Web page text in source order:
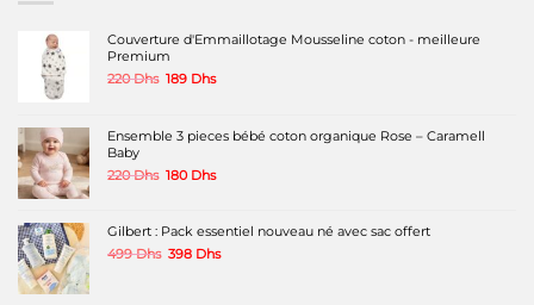
être
Couverture d'Emmaillotage Mousseline coton - meilleure
Premium
220Dhs Le
220 Dhs.
189 DhsLe
est :
189 Dhs.
Ensemble 3 pieces bébé coton organique Rose – Caramell
Baby
220Dhs Le
était :
220 Dhs.
180 DhsLe
est :
180 Dhs.
Gilbert : Pack essentiel nouveau né avec sac offert
499Dhs Le
398 DhsLe